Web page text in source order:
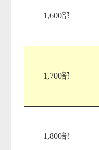
1,600部
1,700部
1,800部